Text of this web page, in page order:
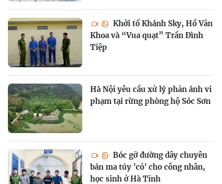
Khởi tố Khánh Sky, Hồ Văn
Khoa và “Vua quạt” Trần Đình
Tiệp
Hà Nội yêu cầu xử lý phản ánh vi
phạm tại rừng phòng hộ Sóc Sơn
Bóc gỡ đường dây chuyên
bán ma túy 'cỏ' cho công nhân,
học sinh ở Hà Tĩnh